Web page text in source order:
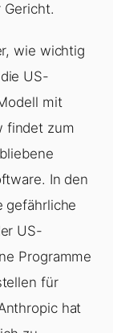
Gericht.
wie wichtig
US-
mit
findet zum
In den
gefährliche
US-
Programme
für
hat